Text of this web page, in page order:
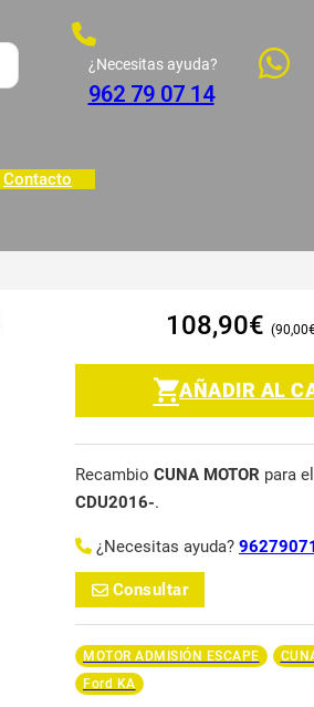
¿Necesitas ayuda?
962 79 07 14
Contacto
108,90€ 90,00
AÑADIR AL
Recambio CUNA MOTOR para
CDU2016-.
¿Necesitas ayuda?
Consultar
MOTOR ADMISIÓN ESCAPE
Ford KA